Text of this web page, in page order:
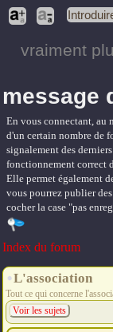
vraiment
message
En vous connectant, au
d'un certain nombre de
signalement des
fonctionnement correct
Elle permet également
vous pourrez publier
cocher la case "pas
Index du forum
L'association
Tout ce qui concerne
Voir les sujets